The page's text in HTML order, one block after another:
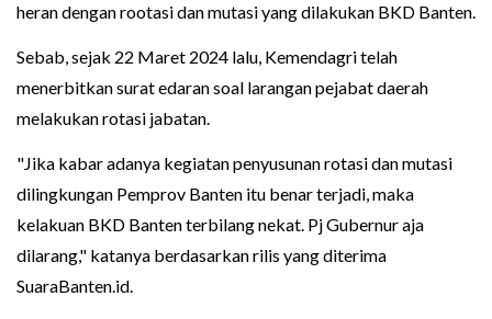
heran dengan rootasi dan mutasi yang dilakukan BKD Banten.
Sebab, sejak 22 Maret 2024 lalu, Kemendagri telah
menerbitkan surat edaran soal larangan pejabat daerah
melakukan rotasi jabatan.
"Jika kabar adanya kegiatan penyusunan rotasi dan mutasi
dilingkungan Pemprov Banten itu benar terjadi, maka
kelakuan BKD Banten terbilang nekat. Pj Gubernur aja
dilarang," katanya berdasarkan rilis yang diterima
SuaraBanten.id.